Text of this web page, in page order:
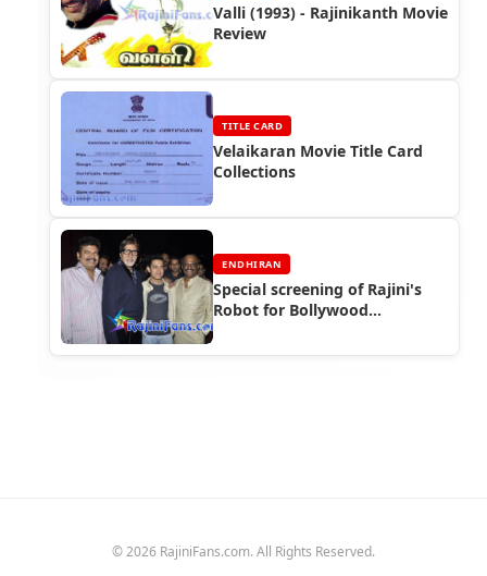
Valli (1993) - Rajinikanth Movie
Review
TITLE CARD
Velaikaran Movie Title Card
Collections
ENDHIRAN
Special screening of Rajini's
Robot for Bollywood
© 2026 RajiniFans.com. All Rights Reserved.